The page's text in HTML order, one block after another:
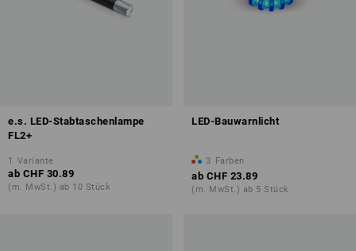
e.s. LED-Stabtaschenlampe
FL2+
1 Variante
ab CHF 30.89
(m. MwSt.) ab 10 Stück
LED-Bauwarnlicht
3 Farben
ab CHF 23.89
(m. MwSt.) ab 5 Stück